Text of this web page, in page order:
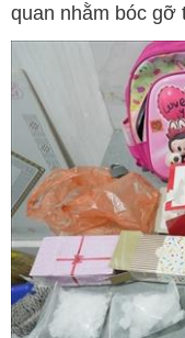
quan nhằm bóc gỡ